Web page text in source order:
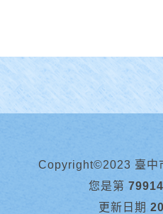
Copyright©2023 臺中
您是第
更新日期